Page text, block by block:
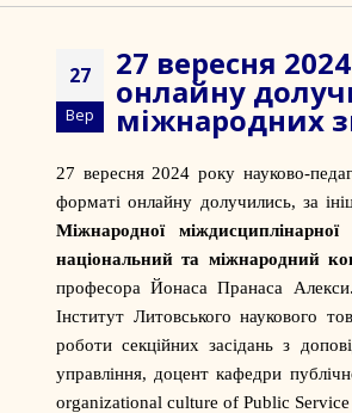
27
Вер
27 вересня
онлайну
міжнародних
27 вересня 2024 року науково-
форматі онлайну долучились, за
Міжнародної
національний та міжнародний
професора Йонаса Пранаса Алекси.
Інститут Литовського наукового
роботи секційних засідань з
управління, доцент кафедри
organizational culture of Public Service